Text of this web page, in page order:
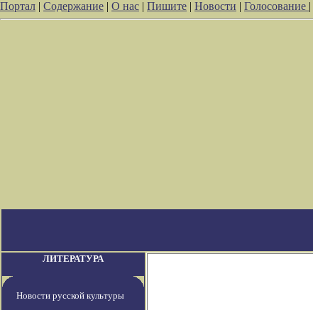
Портал | Содержание | О нас | Пишите | Новости | Голосование |
ЛИТЕРАТУРА
Новости русской культуры